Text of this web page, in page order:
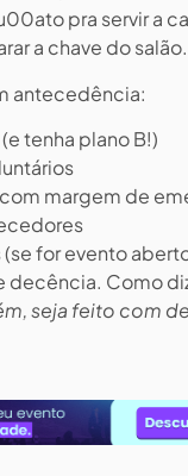
pra servir a
a chave do
antecedência:
tenha plano B!)
margem de
for evento
decência. Como
seja feito com